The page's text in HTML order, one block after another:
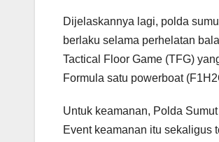
Dijelaskannya lagi, polda
berlaku selama perhelatan
Tactical Floor Game (TFG)
Formula satu powerboat
Untuk keamanan, Polda
Event keamanan itu sekaligus